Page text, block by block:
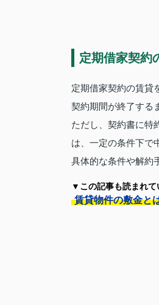
定期借家契約
定期借家契約の賃貸
契約期間が終了する
ただし、契約書に特
は、一定の条件下で
具体的な条件や解約
▼この記事も読まれて
賃貸物件の敷金と